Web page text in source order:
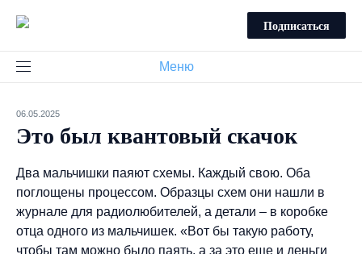
Подписаться
Меню
06.05.2025
Это был квантовый скачок
Два мальчишки паяют схемы. Каждый свою. Оба
поглощены процессом. Образцы схем они нашли в
журнале для радиолюбителей, а детали – в коробке
отца одного из мальчишек. «Вот бы такую работу,
чтобы там можно было паять, а за это еще и деньги